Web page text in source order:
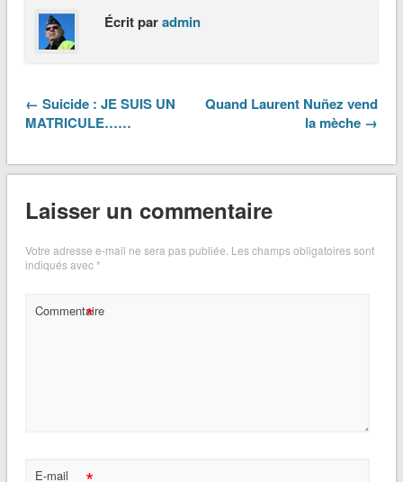
Écrit paradmin
← Suicide : JE SUIS UN
MATRICULE……
Quand Laurent Nuñez vend
la mèche →
Laisser un commentaire
Votre adresse e-mail ne sera pas publiée. Les champs obligatoires sont
indiqués avec*
Commentaire
*
E-mail